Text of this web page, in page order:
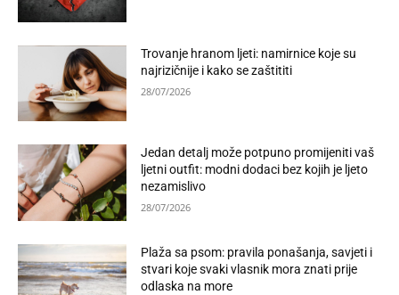
Trovanje hranom ljeti: namirnice koje su
najrizičnije i kako se zaštititi
28/07/2026
Jedan detalj može potpuno promijeniti vaš
ljetni outfit: modni dodaci bez kojih je ljeto
nezamislivo
28/07/2026
Plaža sa psom: pravila ponašanja, savjeti i
stvari koje svaki vlasnik mora znati prije
odlaska na more